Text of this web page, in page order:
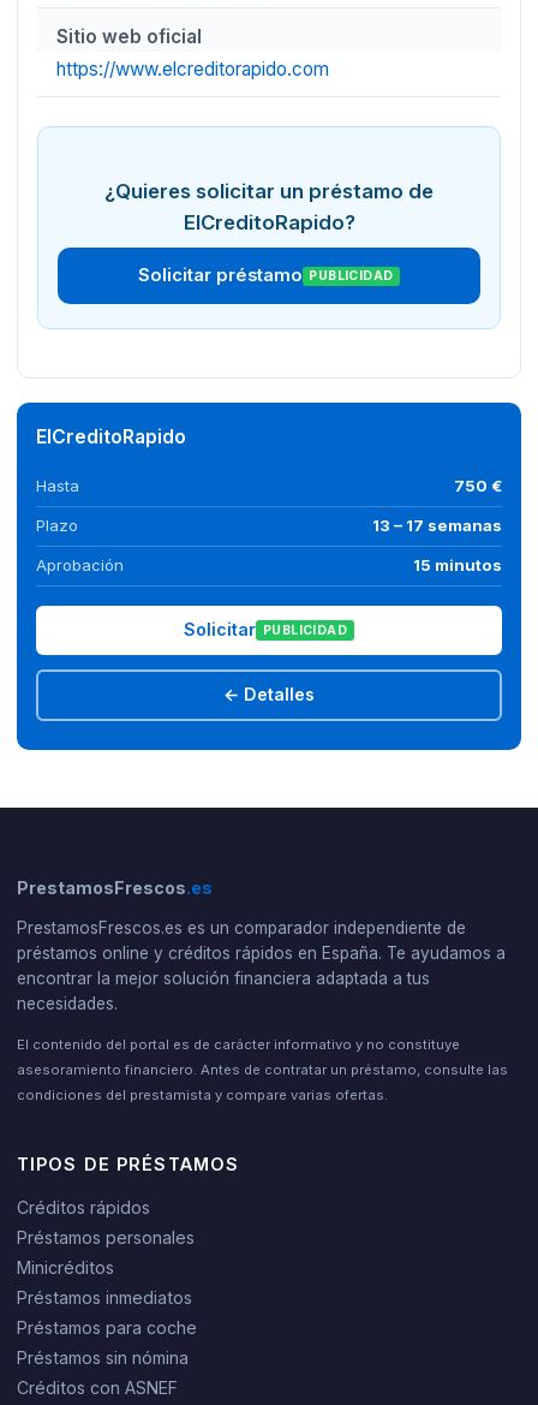
Sitio web oficial
https://www.elcreditorapido.com
¿Quieres solicitar un préstamo de
ElCreditoRapido?
Solicitar préstamo PUBLICIDAD
ElCreditoRapido
Hasta 750 €
Plazo 13 – 17 semanas
Aprobación 15 minutos
Solicitar PUBLICIDAD
← Detalles
PrestamosFrescos.es
PrestamosFrescos.es es un comparador independiente de
préstamos online y créditos rápidos en España. Te ayudamos a
encontrar la mejor solución financiera adaptada a tus
necesidades.
El contenido del portal es de carácter informativo y no constituye
asesoramiento financiero. Antes de contratar un préstamo, consulte las
condiciones del prestamista y compare varias ofertas.
TIPOS DE PRÉSTAMOS
Créditos rápidos
Préstamos personales
Minicréditos
Préstamos inmediatos
Préstamos para coche
Préstamos sin nómina
Créditos con ASNEF